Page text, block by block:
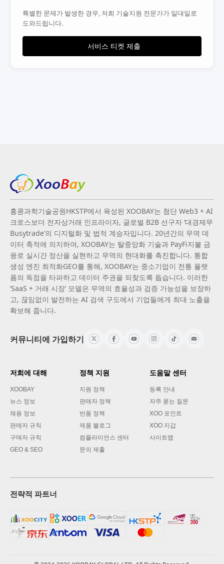
특별한 문제가 발생한 경우, 저희 기술지원 전문가가 일대일로
도와드립니다.
서비스 티켓 제출
홍콩과학기술공원HKSTP에서 육성된 XOOBAY는 첨단 Web3 + AI
크로스보더 전자상거래 인프라이자, 글로벌 B2B 선구자 ‘대경제무
Busytrade’의 디지털화 및 법적 계승자입니다. 20년간의 무역 데
이터 축적에 의지하여, XOOBAY는 탈중앙화 기술과 PayFi지불 금
융로 실시간 정산을 실현하고 무역의 현대화를 촉진합니다. 통합
생성 엔진 최적화GEO를 통해, XOOBAY는 중소기업이 전통 플랫
폼의 독점을 타파하고 데이터 주권을 되찾도록 돕습니다. 이러한
‘SaaS + 거래 시장’ 모델은 무역의 효율성과 검증 가능성을 보장하
고, 끊임없이 발전하는 AI 검색 구도에서 기업들에게 최대 노출을
확보해 줍니다.
커뮤니티에 가입하기
저희에 대해
XOOBAY
뉴스 정보
채용 정보
판매자 규칙
구매자 규칙
GEO & SEO
정책 지원
지원 정책
판매자 정책
반품 정책
제품 블로그
컴플라이언스 센터
문의 제출
도움말 센터
등록 안내
자주 묻는 질문
XOO 포인트
XOO 지갑
사이트맵
전략적 파트너